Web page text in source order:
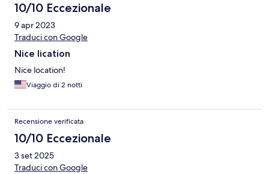
10/10 Eccezionale
9 apr 2023
Traduci con Google
Nice lication
Nice location!
Viaggio di 2 notti
Recensione verificata
10/10 Eccezionale
3 set 2025
Traduci con Google